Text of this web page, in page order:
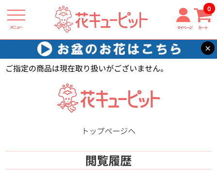
メニュー マイページ カート
0
×
花キューピット 【】
ご指定の商品は現在取り扱いがございません。
トップページへ
閲覧履歴